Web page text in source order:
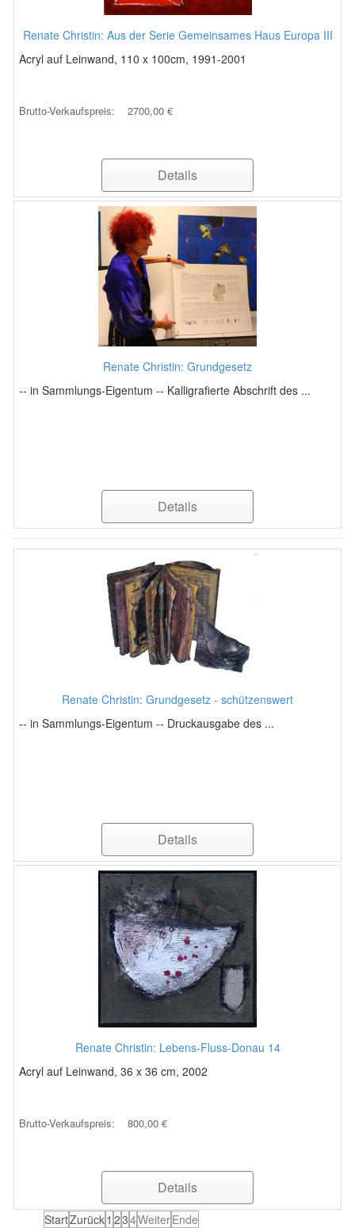
Renate Christin: Aus der Serie Gemeinsames Haus Europa III
Acryl auf Leinwand, 110 x 100cm, 1991-2001
Brutto-Verkaufspreis: 2700,00 €
Details
Renate Christin: Grundgesetz
-- in Sammlungs-Eigentum -- Kalligrafierte Abschrift des ...
Details
Renate Christin: Grundgesetz - schützenswert
-- in Sammlungs-Eigentum -- Druckausgabe des ...
Details
Renate Christin: Lebens-Fluss-Donau 14
Acryl auf Leinwand, 36 x 36 cm, 2002
Brutto-Verkaufspreis: 800,00 €
Details
StartZurück1 234WeiterEnde